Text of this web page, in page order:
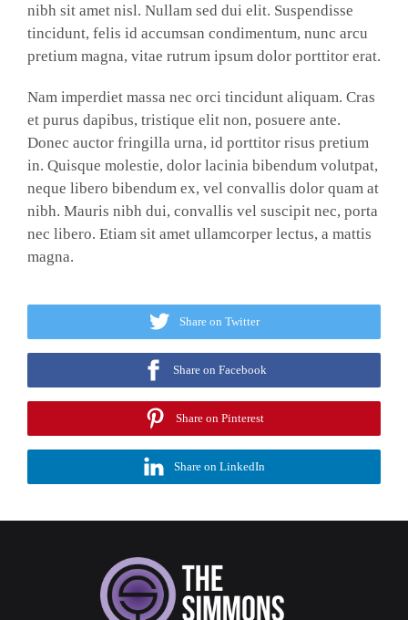
nibh sit amet nisl. Nullam sed dui elit. Suspendisse
tincidunt, felis id accumsan condimentum, nunc arcu
pretium magna, vitae rutrum ipsum dolor porttitor erat.
Nam imperdiet massa nec orci tincidunt aliquam. Cras
et purus dapibus, tristique elit non, posuere ante.
Donec auctor fringilla urna, id porttitor risus pretium
in. Quisque molestie, dolor lacinia bibendum volutpat,
neque libero bibendum ex, vel convallis dolor quam at
nibh. Mauris nibh dui, convallis vel suscipit nec, porta
nec libero. Etiam sit amet ullamcorper lectus, a mattis
magna.
Share on Twitter
Share on Facebook
Share on Pinterest
Share on LinkedIn